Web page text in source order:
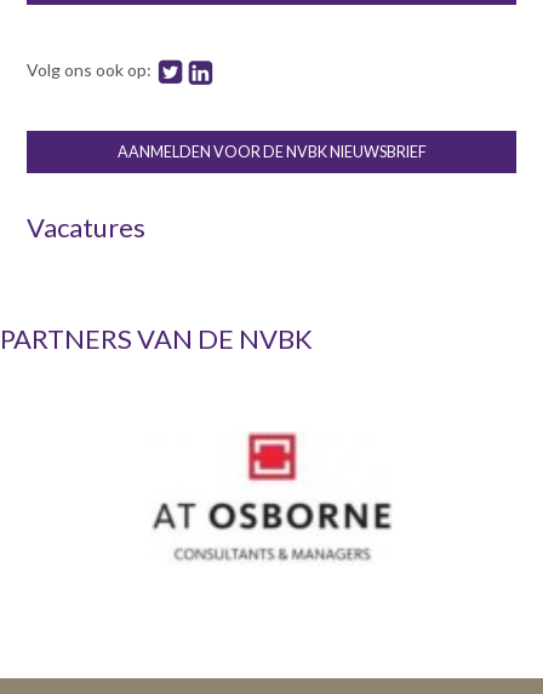
Volg ons ook op:
AANMELDEN VOOR DE NVBK NIEUWSBRIEF
Vacatures
PARTNERS VAN DE NVBK